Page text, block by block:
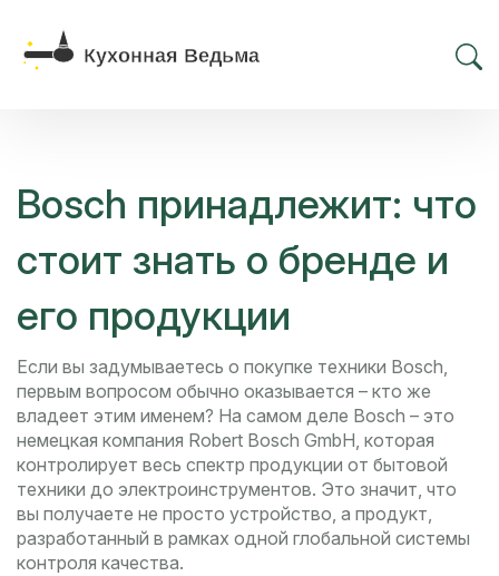
Bosch принадлежит: что
стоит знать о бренде и
его продукции
Если вы задумываетесь о покупке техники Bosch,
первым вопросом обычно оказывается – кто же
владеет этим именем? На самом деле Bosch – это
немецкая компания Robert Bosch GmbH, которая
контролирует весь спектр продукции от бытовой
техники до электроинструментов. Это значит, что
вы получаете не просто устройство, а продукт,
разработанный в рамках одной глобальной системы
контроля качества.